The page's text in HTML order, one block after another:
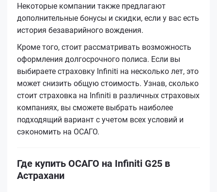
Некоторые компании также предлагают
дополнительные бонусы и скидки, если у вас есть
история безаварийного вождения.
Кроме того, стоит рассматривать возможность
оформления долгосрочного полиса. Если вы
выбираете страховку Infiniti на несколько лет, это
может снизить общую стоимость. Узнав, сколько
стоит страховка на Infiniti в различных страховых
компаниях, вы сможете выбрать наиболее
подходящий вариант с учетом всех условий и
сэкономить на ОСАГО.
Где купить ОСАГО на Infiniti G25 в
Астрахани